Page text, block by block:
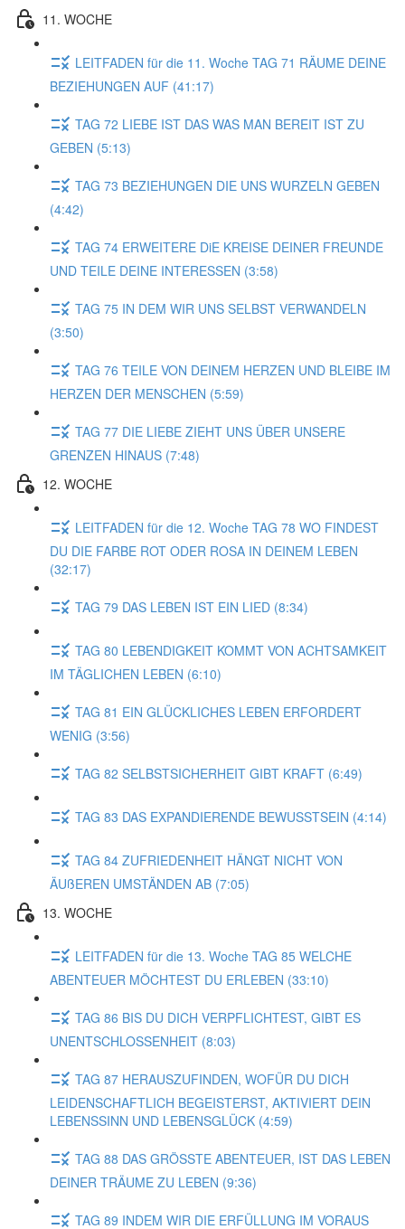
11. WOCHE
LEITFADEN für die 11. Woche TAG 71 RÄUME DEINE
BEZIEHUNGEN AUF (41:17)
TAG 72 LIEBE IST DAS WAS MAN BEREIT IST ZU
GEBEN (5:13)
TAG 73 BEZIEHUNGEN DIE UNS WURZELN GEBEN
(4:42)
TAG 74 ERWEITERE DiE KREISE DEINER FREUNDE
UND TEILE DEINE INTERESSEN (3:58)
TAG 75 IN DEM WIR UNS SELBST VERWANDELN
(3:50)
TAG 76 TEILE VON DEINEM HERZEN UND BLEIBE IM
HERZEN DER MENSCHEN (5:59)
TAG 77 DIE LIEBE ZIEHT UNS ÜBER UNSERE
GRENZEN HINAUS (7:48)
12. WOCHE
LEITFADEN für die 12. Woche TAG 78 WO FINDEST
DU DIE FARBE ROT ODER ROSA IN DEINEM LEBEN
(32:17)
TAG 79 DAS LEBEN IST EIN LIED (8:34)
TAG 80 LEBENDIGKEIT KOMMT VON ACHTSAMKEIT
IM TÄGLICHEN LEBEN (6:10)
TAG 81 EIN GLÜCKLICHES LEBEN ERFORDERT
WENIG (3:56)
TAG 82 SELBSTSICHERHEIT GIBT KRAFT (6:49)
TAG 83 DAS EXPANDIERENDE BEWUSSTSEIN (4:14)
TAG 84 ZUFRIEDENHEIT HÄNGT NICHT VON
ÄUßEREN UMSTÄNDEN AB (7:05)
13. WOCHE
LEITFADEN für die 13. Woche TAG 85 WELCHE
ABENTEUER MÖCHTEST DU ERLEBEN (33:10)
TAG 86 BIS DU DICH VERPFLICHTEST, GIBT ES
UNENTSCHLOSSENHEIT (8:03)
TAG 87 HERAUSZUFINDEN, WOFÜR DU DICH
LEIDENSCHAFTLICH BEGEISTERST, AKTIVIERT DEIN
LEBENSSINN UND LEBENSGLÜCK (4:59)
TAG 88 DAS GRÖSSTE ABENTEUER, IST DAS LEBEN
DEINER TRÄUME ZU LEBEN (9:36)
TAG 89 INDEM WIR DIE ERFÜLLUNG IM VORAUS